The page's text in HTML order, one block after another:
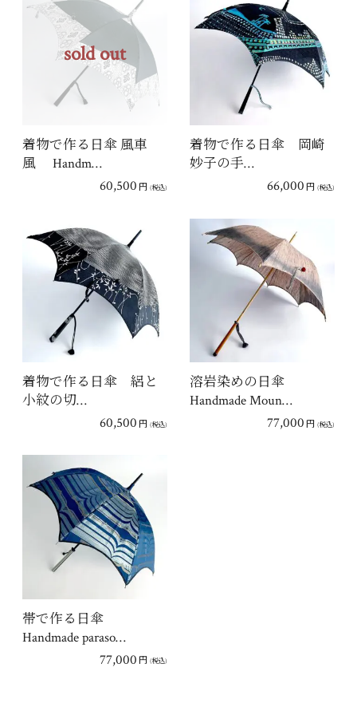
sold out
着物で作る日傘 風車
風 Handm…
60,500 円 (税込)
着物で作る日傘 岡崎
妙子の手…
66,000 円 (税込)
着物で作る日傘 絽と
小紋の切…
60,500 円 (税込)
溶岩染めの日傘
Handmade Moun…
77,000 円 (税込)
帯で作る日傘
Handmade paraso…
77,000 円 (税込)